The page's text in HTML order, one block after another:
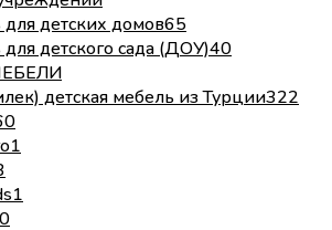
детских домов65
детского сада (ДОУ)40
детская мебель из Турции322
1
1